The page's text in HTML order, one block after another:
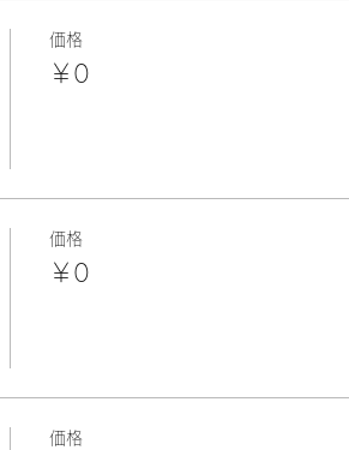
価格
￥0
価格
￥0
価格